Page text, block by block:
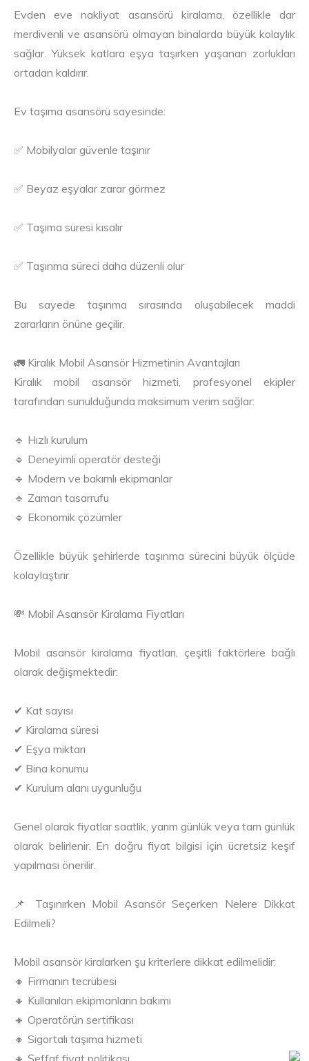
Evden eve nakliyat asansörü kiralama, özellikle dar
merdivenli ve asansörü olmayan binalarda büyük kolaylık
sağlar. Yüksek katlara eşya taşırken yaşanan zorlukları
ortadan kaldırır.
Ev taşıma asansörü sayesinde:
✅ Mobilyalar güvenle taşınır
✅ Beyaz eşyalar zarar görmez
✅ Taşıma süresi kısalır
✅ Taşınma süreci daha düzenli olur
Bu sayede taşınma sırasında oluşabilecek maddi
zararların önüne geçilir.
🚛 Kiralık Mobil Asansör Hizmetinin Avantajları
Kiralık mobil asansör hizmeti, profesyonel ekipler
tarafından sunulduğunda maksimum verim sağlar:
🔹 Hızlı kurulum
🔹 Deneyimli operatör desteği
🔹 Modern ve bakımlı ekipmanlar
🔹 Zaman tasarrufu
🔹 Ekonomik çözümler
Özellikle büyük şehirlerde taşınma sürecini büyük ölçüde
kolaylaştırır.
💸 Mobil Asansör Kiralama Fiyatları
Mobil asansör kiralama fiyatları, çeşitli faktörlere bağlı
olarak değişmektedir:
✔ Kat sayısı
✔ Kiralama süresi
✔ Eşya miktarı
✔ Bina konumu
✔ Kurulum alanı uygunluğu
Genel olarak fiyatlar saatlik, yarım günlük veya tam günlük
olarak belirlenir. En doğru fiyat bilgisi için ücretsiz keşif
yapılması önerilir.
📌 Taşınırken Mobil Asansör Seçerken Nelere Dikkat
Edilmeli?
Mobil asansör kiralarken şu kriterlere dikkat edilmelidir:
🔸 Firmanın tecrübesi
🔸 Kullanılan ekipmanların bakımı
🔸 Operatörün sertifikası
🔸 Sigortalı taşıma hizmeti